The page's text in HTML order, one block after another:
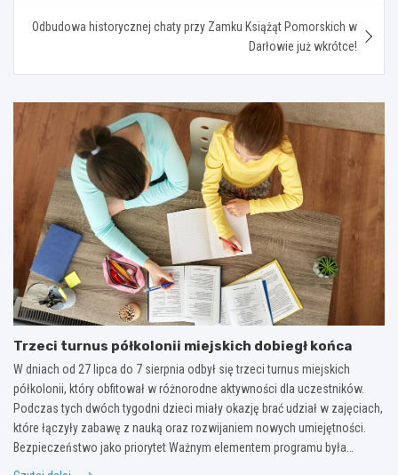
Odbudowa historycznej chaty przy Zamku Książąt Pomorskich w
Darłowie już wkrótce!
Trzeci turnus półkolonii miejskich dobiegł końca
W dniach od 27 lipca do 7 sierpnia odbył się trzeci turnus miejskich
półkolonii, który obfitował w różnorodne aktywności dla uczestników.
Podczas tych dwóch tygodni dzieci miały okazję brać udział w zajęciach,
które łączyły zabawę z nauką oraz rozwijaniem nowych umiejętności.
Bezpieczeństwo jako priorytet Ważnym elementem programu była…